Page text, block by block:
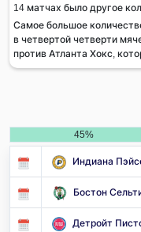
14 матчах было другое
Самое большое
в четвертой четверти
против Атланта Хокс,
45%
Индиана
Бостон
Детройт